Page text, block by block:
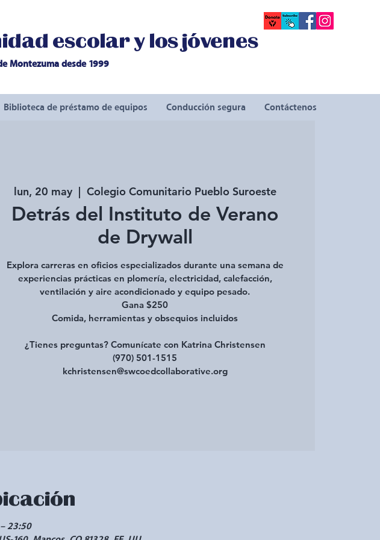
escolar y los jóvenes
Montezuma desde 1999
Biblioteca de préstamo de equipos Conducción segura Contáctenos
lun, 20 may
  |
Colegio Comunitario Pueblo Suroeste
Detrás del Instituto de Verano
de Drywall
Explora carreras en oficios especializados durante una semana de
experiencias prácticas en plomería, electricidad, calefacción,
ventilación y aire acondicionado y equipo pesado.
Gana $250
Comida, herramientas y obsequios incluidos
¿Tienes preguntas? Comunícate con Katrina Christensen
(970) 501-1515
kchristensen@swcoedcollaborative.org
23:50